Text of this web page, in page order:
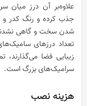
علاوه‌بر آن درز میان
جذب کرده و رنگ کدر و
شدن سخت و گاهی
تعداد درزهای
زیبایی فضا
سرامیک‌های بزرگ است.
هزینه نصب